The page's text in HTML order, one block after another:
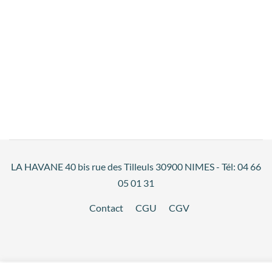
LA HAVANE 40 bis rue des Tilleuls 30900 NIMES - Tél: 04 66
05 01 31
Contact CGU CGV